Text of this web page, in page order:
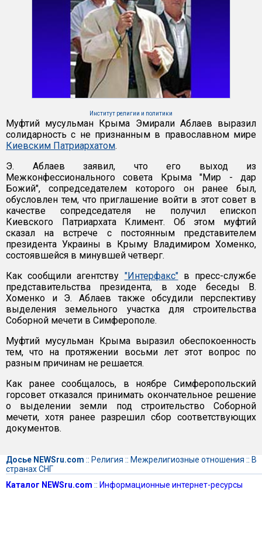
Институт религии и политики
Муфтий мусульман Крыма Эмирали Аблаев выразил
солидарность с не признанным в православном мире
Киевским Патриархатом.
Э. Аблаев заявил, что его выход из
Межконфессионального совета Крыма "Мир - дар
Божий", сопредседателем которого он ранее был,
обусловлен тем, что приглашение войти в этот совет в
качестве сопредседателя не получил епископ
Киевского Патриархата Климент. Об этом муфтий
сказал на встрече с постоянным представителем
президента Украины в Крыму Владимиром Хоменко,
состоявшейся в минувшей четверг.
Как сообщили агентству "Интерфакс"в пресс-службе
представительства президента, в ходе беседы В.
Хоменко и Э. Аблаев также обсудили перспективу
выделения земельного участка для строительства
Соборной мечети в Симферополе.
Муфтий мусульман Крыма выразил обеспокоенность
тем, что на протяжении восьми лет этот вопрос по
разным причинам не решается.
Как ранее сообщалось, в ноябре Симферопольский
горсовет отказался принимать окончательное решение
о выделении земли под строительство Соборной
мечети, хотя ранее разрешил сбор соответствующих
документов.
Досье NEWSru.com :: Религия :: Межрелигиозные отношения :: В
странах СНГ
Каталог NEWSru.com :: Информационные интернет-ресурсы